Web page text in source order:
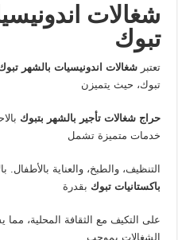
شغالات
تبوك
تعتبرشغالات اندونيسيات بالشهر
تبوك، حيث يتميزن
حراج شغالات تأجير بالشهر بتبوك
خدمات متميزة تشمل
التنظيف، والطبخ، والعناية بالأطفال.
باكستانيات تبوك بقدرة
على التكيف مع الثقافة المحلية، مما
الشغالات بموجب